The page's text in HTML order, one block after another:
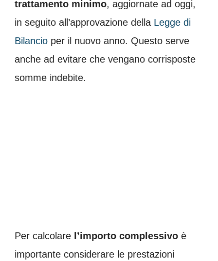
trattamento minimo, aggiornate ad oggi,
in seguito all’approvazione della Legge di
Bilancio per il nuovo anno. Questo serve
anche ad evitare che vengano corrisposte
somme indebite.
Per calcolare l’importo complessivo è
importante considerare le prestazioni